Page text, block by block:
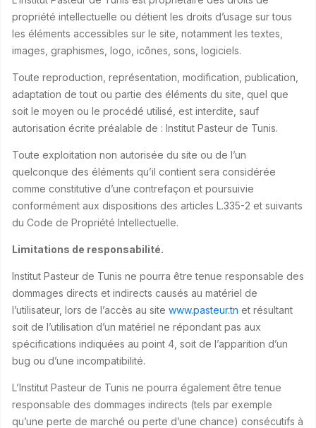
propriété intellectuelle ou détient les droits d’usage sur tous
les éléments accessibles sur le site, notamment les textes,
images, graphismes, logo, icônes, sons, logiciels.
Toute reproduction, représentation, modification, publication,
adaptation de tout ou partie des éléments du site, quel que
soit le moyen ou le procédé utilisé, est interdite, sauf
autorisation écrite préalable de : Institut Pasteur de Tunis.
Toute exploitation non autorisée du site ou de l’un
quelconque des éléments qu’il contient sera considérée
comme constitutive d’une contrefaçon et poursuivie
conformément aux dispositions des articles L.335-2 et suivants
du Code de Propriété Intellectuelle.
Limitations de responsabilité.
Institut Pasteur de Tunis ne pourra être tenue responsable des
dommages directs et indirects causés au matériel de
l’utilisateur, lors de l’accès au site www.pasteur.tn et résultant
soit de l’utilisation d’un matériel ne répondant pas aux
spécifications indiquées au point 4, soit de l’apparition d’un
bug ou d’une incompatibilité.
L’Institut Pasteur de Tunis ne pourra également être tenue
responsable des dommages indirects (tels par exemple
qu’une perte de marché ou perte d’une chance) consécutifs à